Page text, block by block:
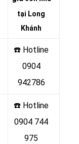
tại Long
Khánh
☎️ Hotline
0904
942786
☎️ Hotline
0904 744
975